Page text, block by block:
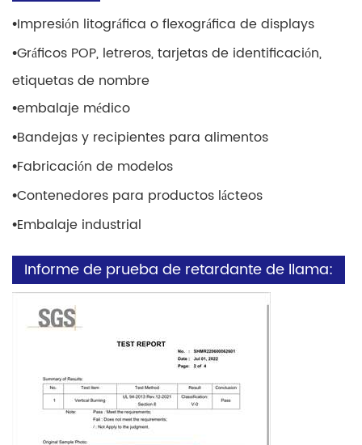
•Impresión litográfica o flexográfica de displays
•Gráficos POP, letreros, tarjetas de identificación,
etiquetas de nombre
•embalaje médico
•Bandejas y recipientes para alimentos
•Fabricación de modelos
•Contenedores para productos lácteos
•Embalaje industrial
Informe de prueba de retardante de llama: